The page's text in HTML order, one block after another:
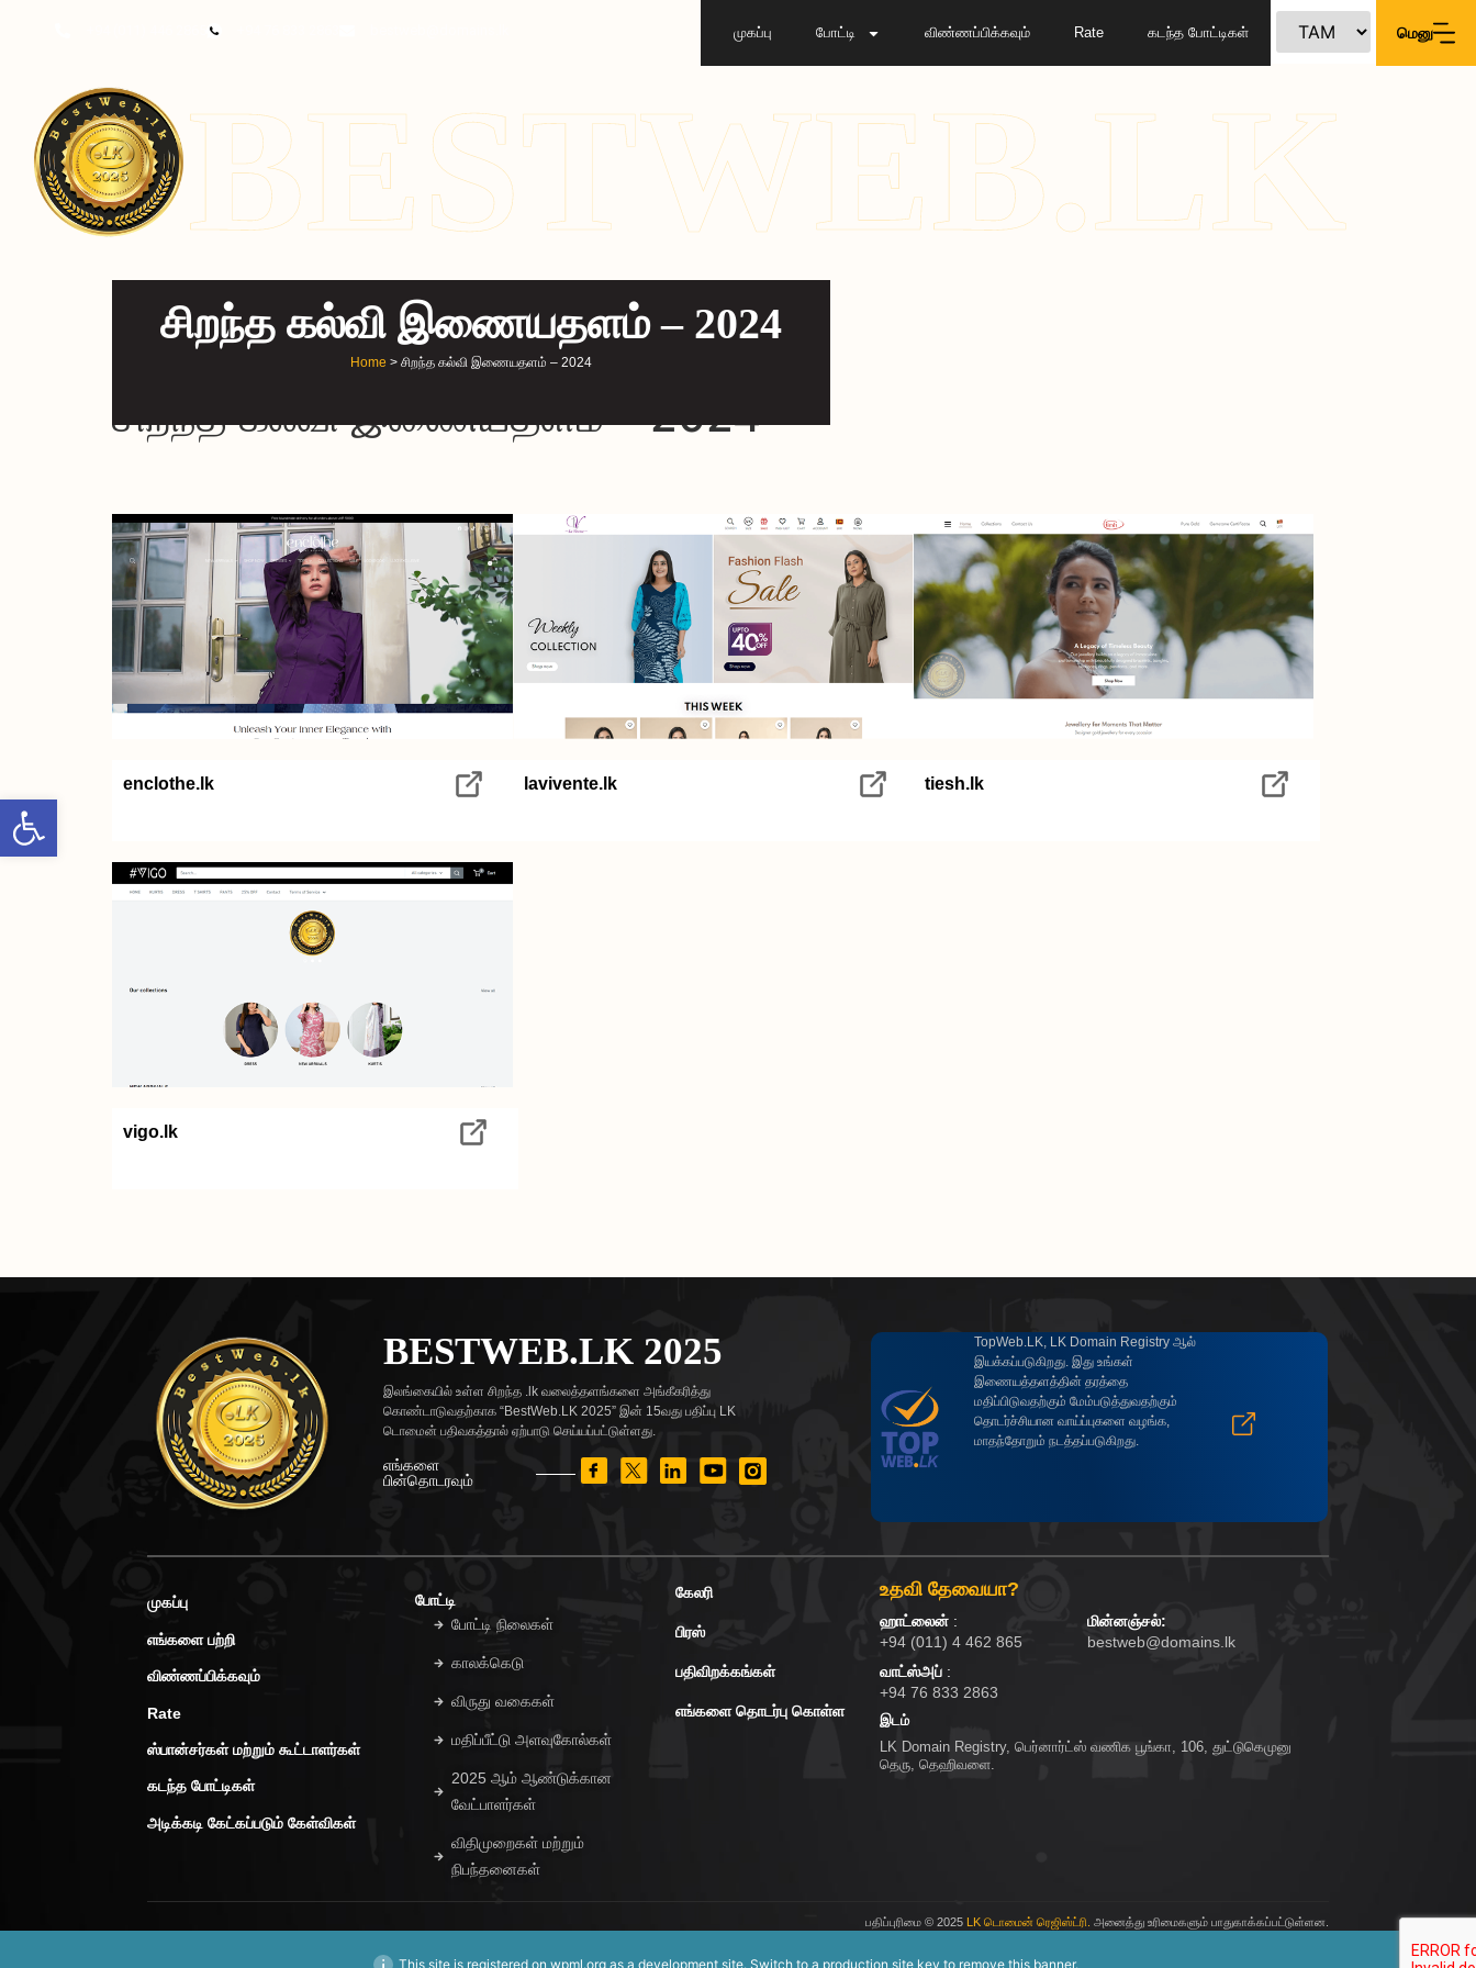
Open toolbar
மெனு
முகப்பு போட்டி விண்ணப்பிக்கவும் Rate கடந்த போட்டிகள்
BESTWEB.LK
சிறந்த கல்வி இணையதளம் – 2024
Home > சிறந்த கல்வி இணையதளம் – 2024
சிறந்த கல்வி இணையதளம் – 2024
enclothe.lk lavivente.lk tiesh.lk
vigo.lk
BESTWEB.LK 2025
இலங்கையில் உள்ள சிறந்த .lk வலைத்தளங்களை அங்கீகரித்து
கொண்டாடுவதற்காக “BestWeb.LK 2025” இன் 15வது பதிப்பு LK
டொமைன் பதிவகத்தால் ஏற்பாடு செய்யப்பட்டுள்ளது.
எங்களை
பின்தொடரவும்
TopWeb.LK, LK Domain Registry ஆல்
இயக்கப்படுகிறது. இது உங்கள்
இணையத்தளத்தின் தரத்தை
மதிப்பிடுவதற்கும் மேம்படுத்துவதற்கும்
தொடர்ச்சியான வாய்ப்புகளை வழங்க,
மாதந்தோறும் நடத்தப்படுகிறது.
முகப்பு
எங்களை பற்றி
விண்ணப்பிக்கவும்
Rate
ஸ்பான்சர்கள் மற்றும் கூட்டாளர்கள்
கடந்த போட்டிகள்
அடிக்கடி கேட்கப்படும் கேள்விகள்
போட்டி
போட்டி நிலைகள்
காலக்கெடு
விருது வகைகள்
மதிப்பீட்டு அளவுகோல்கள்
2025 ஆம் ஆண்டுக்கான
வேட்பாளர்கள்
விதிமுறைகள் மற்றும்
நிபந்தனைகள்
கேலரி
பிரஸ்
பதிவிறக்கங்கள்
எங்களை தொடர்பு கொள்ள
உதவி தேவையா?
ஹாட்லைன்:
+94 (011) 4 462 865
மின்னஞ்சல்:
bestweb@domains.lk
வாட்ஸ்அப்:
+94 76 833 2863
இடம்
LK Domain Registry, பெர்னார்ட்ஸ் வணிக பூங்கா, 106, துட்டுகெமுனு
தெரு, தெஹிவளை.
பதிப்புரிமை © 2025 LK டொமைன் ரெஜிஸ்ட்ரி. அனைத்து உரிமைகளும் பாதுகாக்கப்பட்டுள்ளன.
This site is registered on wpml.orgas a development site. Switch to a production site key to remove this banner.